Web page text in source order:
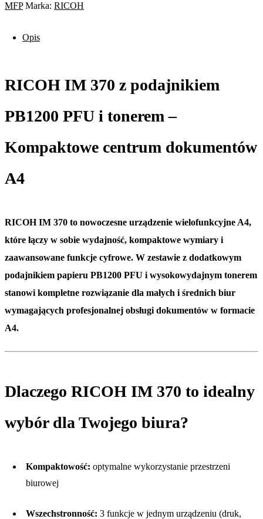
MFP Marka: RICOH
Opis
RICOH IM 370 z podajnikiem
PB1200 PFU i tonerem –
Kompaktowe centrum dokumentów
A4
RICOH IM 370 to nowoczesne urządzenie wielofunkcyjne A4,
które łączy w sobie wydajność, kompaktowe wymiary i
zaawansowane funkcje cyfrowe. W zestawie z dodatkowym
podajnikiem papieru PB1200 PFU i wysokowydajnym tonerem
stanowi kompletne rozwiązanie dla małych i średnich biur
wymagających profesjonalnej obsługi dokumentów w formacie
A4.
Dlaczego RICOH IM 370 to idealny
wybór dla Twojego biura?
Kompaktowość: optymalne wykorzystanie przestrzeni
biurowej
Wszechstronność: 3 funkcje w jednym urządzeniu (druk,